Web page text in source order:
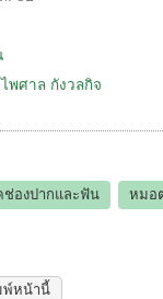
พศาล กังวลกิจ
ช่องปากและฟัน หมอ
หน้านี้